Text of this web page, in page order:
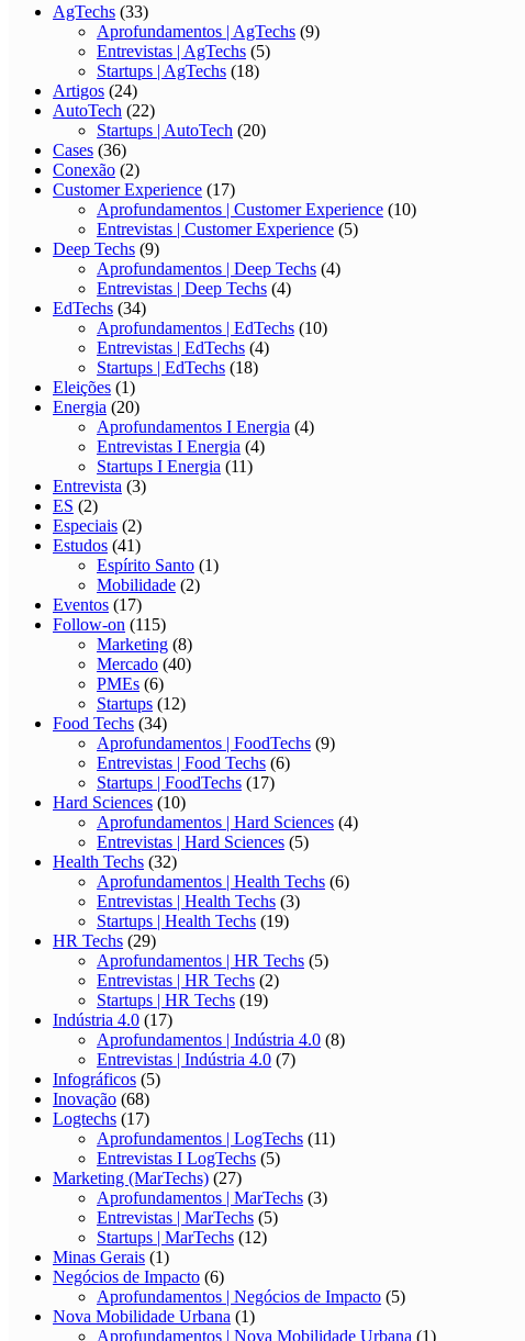
AgTechs (33)
Aprofundamentos | AgTechs (9)
Entrevistas | AgTechs (5)
Startups | AgTechs (18)
Artigos (24)
AutoTech (22)
Startups | AutoTech (20)
Cases (36)
Conexão (2)
Customer Experience (17)
Aprofundamentos | Customer Experience (10)
Entrevistas | Customer Experience (5)
Deep Techs (9)
Aprofundamentos | Deep Techs (4)
Entrevistas | Deep Techs (4)
EdTechs (34)
Aprofundamentos | EdTechs (10)
Entrevistas | EdTechs (4)
Startups | EdTechs (18)
Eleições (1)
Energia (20)
Aprofundamentos I Energia (4)
Entrevistas I Energia (4)
Startups I Energia (11)
Entrevista (3)
ES (2)
Especiais (2)
Estudos (41)
Espírito Santo (1)
Mobilidade (2)
Eventos (17)
Follow-on (115)
Marketing (8)
Mercado (40)
PMEs (6)
Startups (12)
Food Techs (34)
Aprofundamentos | FoodTechs (9)
Entrevistas | Food Techs (6)
Startups | FoodTechs (17)
Hard Sciences (10)
Aprofundamentos | Hard Sciences (4)
Entrevistas | Hard Sciences (5)
Health Techs (32)
Aprofundamentos | Health Techs (6)
Entrevistas | Health Techs (3)
Startups | Health Techs (19)
HR Techs (29)
Aprofundamentos | HR Techs (5)
Entrevistas | HR Techs (2)
Startups | HR Techs (19)
Indústria 4.0 (17)
Aprofundamentos | Indústria 4.0 (8)
Entrevistas | Indústria 4.0 (7)
Infográficos (5)
Inovação (68)
Logtechs (17)
Aprofundamentos | LogTechs (11)
Entrevistas I LogTechs (5)
Marketing (MarTechs) (27)
Aprofundamentos | MarTechs (3)
Entrevistas | MarTechs (5)
Startups | MarTechs (12)
Minas Gerais (1)
Negócios de Impacto (6)
Aprofundamentos | Negócios de Impacto (5)
Nova Mobilidade Urbana (1)
Aprofundamentos | Nova Mobilidade Urbana (1)